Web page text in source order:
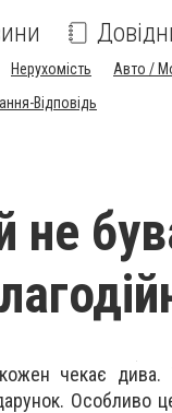
Нерухомість Авто /
Відповідь
не
кожен чекає
Особливо